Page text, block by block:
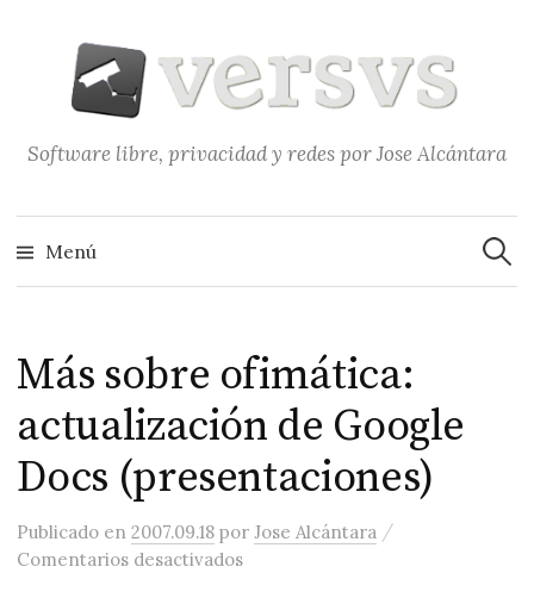
contenido
Software libre, privacidad y redes por Jose Alcántara
Menú
Más sobre ofimática:
actualización de Google
Docs (presentaciones)
Publicado en2007.09.18 porJose Alcántara /
Comentarios desactivadosen Más sobre ofimática: